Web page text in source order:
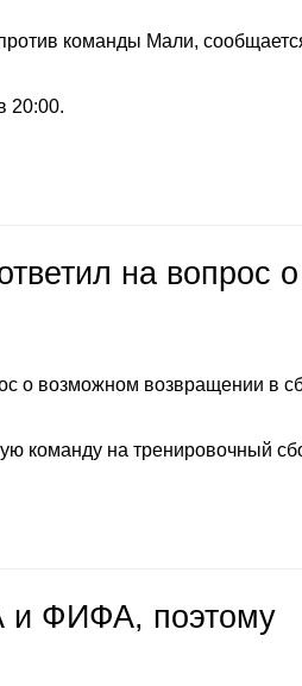
команды Мали,
20:00.
на вопрос о
о возможном возвращении в
команду на тренировочный
и ФИФА, поэтому